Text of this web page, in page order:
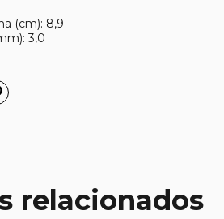
(cm): 8,9
3,0
relacionados